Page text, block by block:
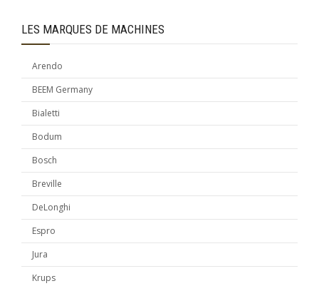
LES MARQUES DE MACHINES
Arendo
BEEM Germany
Bialetti
Bodum
Bosch
Breville
DeLonghi
Espro
Jura
Krups